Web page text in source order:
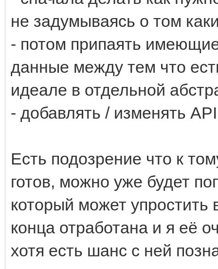
не задумываясь о том
- потом припаять
данные между тем что
идеале в отдельной
- добавлять / изменять
Есть подозрение что к
готов, можно уже будет
который может упростить
конца отработана и я её
хотя есть шанс с ней